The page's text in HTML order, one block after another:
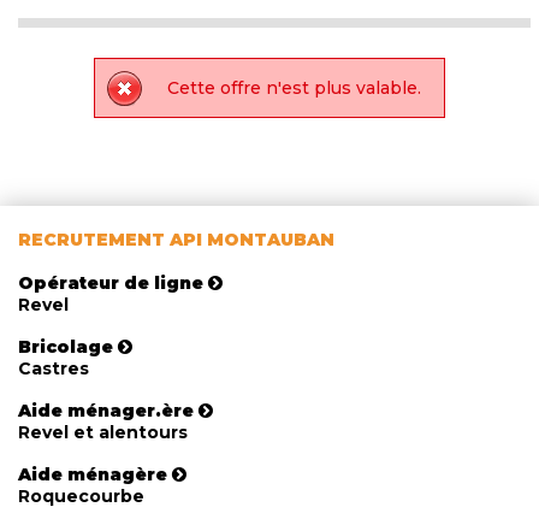
Cette offre n'est plus valable.
RECRUTEMENT API MONTAUBAN
Opérateur de ligne
Revel
Bricolage
Castres
Aide ménager.ère
Revel et alentours
Aide ménagère
Roquecourbe